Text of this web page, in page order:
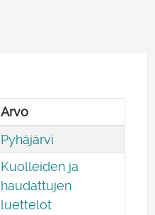
Arvo
Pyhäjärvi
Kuolleiden ja
haudattujen
luettelot